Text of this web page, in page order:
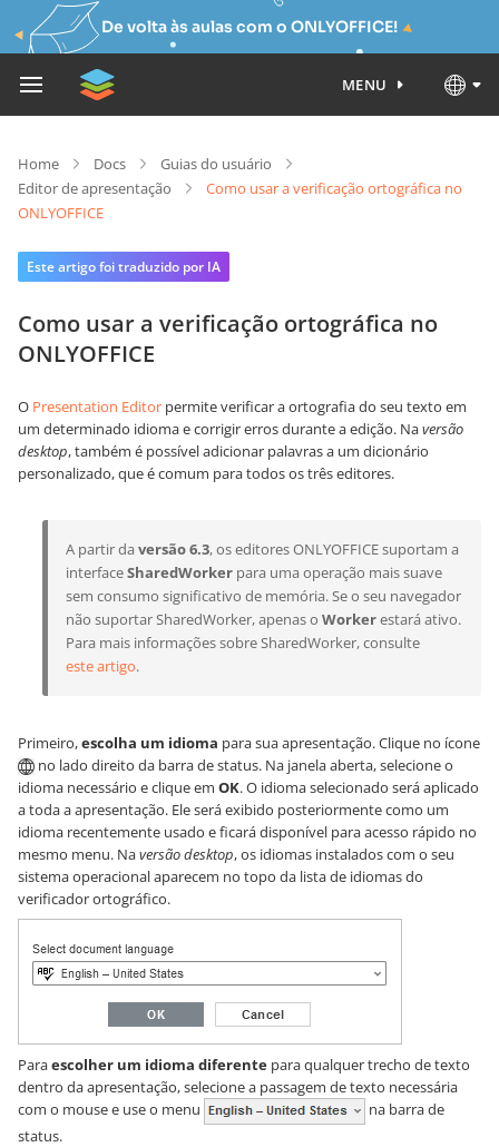
De volta às aulas com o ONLYOFFICE!
MENU
Home Docs
Guias do usuário
Editor de apresentação
Como usar a verificação ortográfica no
ONLYOFFICE
Este artigo foi traduzido por IA
Como usar a verificação ortográfica no
ONLYOFFICE
O Presentation Editor permite verificar a ortografia do seu texto em
um determinado idioma e corrigir erros durante a edição. Naversão
desktop, também é possível adicionar palavras a um dicionário
personalizado, que é comum para todos os três editores.
A partir da versão 6.3, os editores ONLYOFFICE suportam a
interfaceSharedWorker para uma operação mais suave
sem consumo significativo de memória. Se o seu navegador
não suportar SharedWorker, apenas o Workerestará ativo.
Para mais informações sobre SharedWorker, consulte
este artigo.
Primeiro,escolha um idioma para sua apresentação. Clique no ícone
no lado direito da barra de status. Na janela aberta, selecione o
idioma necessário e clique em OK. O idioma selecionado será aplicado
a toda a apresentação. Ele será exibido posteriormente como um
idioma recentemente usado e ficará disponível para acesso rápido no
mesmo menu. Naversão desktop, os idiomas instalados com o seu
sistema operacional aparecem no topo da lista de idiomas do
verificador ortográfico.
Paraescolher um idioma diferente para qualquer trecho de texto
dentro da apresentação, selecione a passagem de texto necessária
com o mouse e use o menu
na barra de
status.